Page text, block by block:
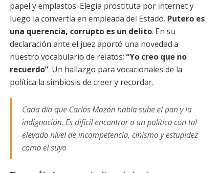
papel y emplastos. Elegía prostituta por internet y
luego la convertía en empleada del Estado. Putero es
una querencia, corrupto es un delito. En su
declaración ante el juez aportó una novedad a
nuestro vocabulario de relatos: “Yo creo que no
recuerdo”. Un hallazgo para vocacionales de la
política la simbiosis de creer y recordar.
Cada día que Carlos Mazón habla sube el pan y la
indignación. Es difícil encontrar a un político con tal
elevado nivel de incompetencia, cinismo y estupidez
como el suyo